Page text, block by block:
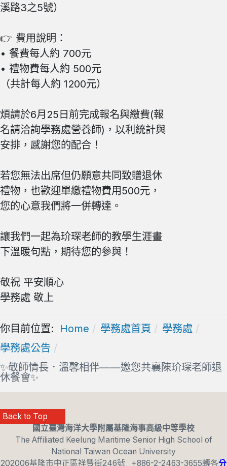
溪路3之5號）
👉 費用說明：
• 餐費每人約 700元
• 禮物費每人約 500元
（共計每人約 1200元）
煩請於6月25日前完成報名與繳費(報
名請洽詢學務處營養師)，以利統計與
安排，感謝您的配合！
若您無法出席但仍願意共同致贈退休
禮物，也歡迎單繳禮物費用500元，
您的心意我們將一併轉達。
讓我們一起為玠琛老師的教學生涯畫
下溫暖句點，期待您的參與！
敬祝 平安順心
學務處 敬上
你目前位置: Home 學務處首頁
學務處
學務處公告
✨敬師情長．溫馨相伴——邀您共襄陳玠琛老師退
休餐會✨
Back to Top
國立臺灣海洋大學附屬基隆海事高級中等學校
The Affiliated Keelung Maritime Senior High School of
National Taiwan Ocean University
202006基隆市中正區祥豐街246號 +886-2-2463-3655轉各分